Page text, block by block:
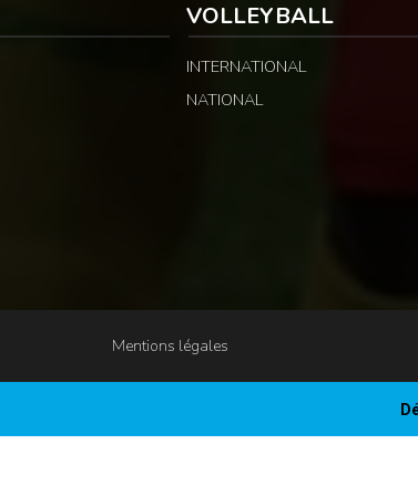
VOLLEYBALL
INTERNATIONAL
NATIONAL
Mentions légales